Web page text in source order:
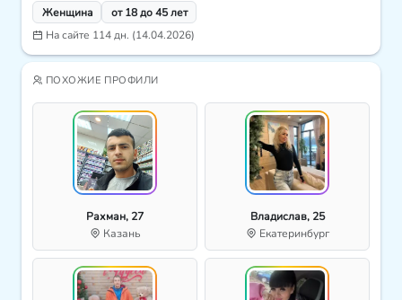
Женщина
от 18 до 45 лет
На сайте 114 дн. (14.04.2026)
ПОХОЖИЕ ПРОФИЛИ
Рахман, 27
Казань
Владислав, 25
Екатеринбург